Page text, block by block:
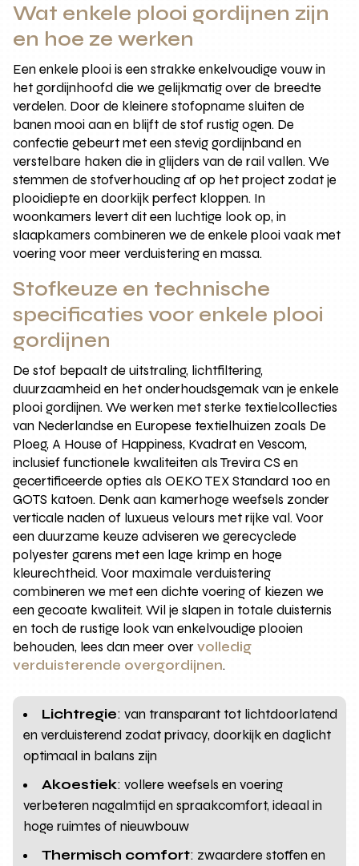
Wat enkele plooi gordijnen zijn
en hoe ze werken
Een enkele plooi is een strakke enkelvoudige vouw in
het gordijnhoofd die we gelijkmatig over de breedte
verdelen. Door de kleinere stofopname sluiten de
banen mooi aan en blijft de stof rustig ogen. De
confectie gebeurt met een stevig gordijnband en
verstelbare haken die in glijders van de rail vallen. We
stemmen de stofverhouding af op het project zodat je
plooidiepte en doorkijk perfect kloppen. In
woonkamers levert dit een luchtige look op, in
slaapkamers combineren we de enkele plooi vaak met
voering voor meer verduistering en massa.
Stofkeuze en technische
specificaties voor enkele plooi
gordijnen
De stof bepaalt de uitstraling, lichtfiltering,
duurzaamheid en het onderhoudsgemak van je enkele
plooi gordijnen. We werken met sterke textielcollecties
van Nederlandse en Europese textielhuizen zoals De
Ploeg, A House of Happiness, Kvadrat en Vescom,
inclusief functionele kwaliteiten als Trevira CS en
gecertificeerde opties als OEKO TEX Standard 100 en
GOTS katoen. Denk aan kamerhoge weefsels zonder
verticale naden of luxueus velours met rijke val. Voor
een duurzame keuze adviseren we gerecyclede
polyester garens met een lage krimp en hoge
kleurechtheid. Voor maximale verduistering
combineren we met een dichte voering of kiezen we
een gecoate kwaliteit. Wil je slapen in totale duisternis
en toch de rustige look van enkelvoudige plooien
behouden, lees dan meer overvolledig
verduisterende overgordijnen.
Lichtregie: van transparant tot lichtdoorlatend
en verduisterend zodat privacy, doorkijk en daglicht
optimaal in balans zijn
Akoestiek: vollere weefsels en voering
verbeteren nagalmtijd en spraakcomfort, ideaal in
hoge ruimtes of nieuwbouw
Thermisch comfort: zwaardere stoffen en